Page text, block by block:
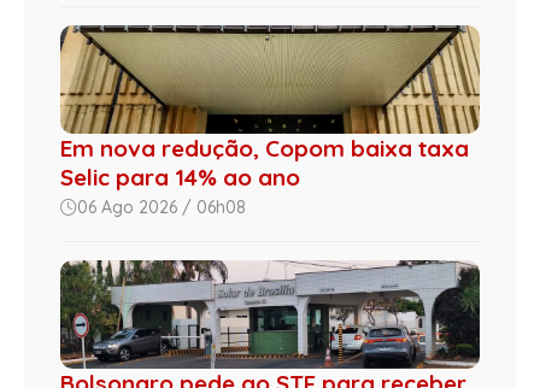
Em nova redução, Copom baixa taxa
Selic para 14% ao ano
06 Ago 2026 / 06h08